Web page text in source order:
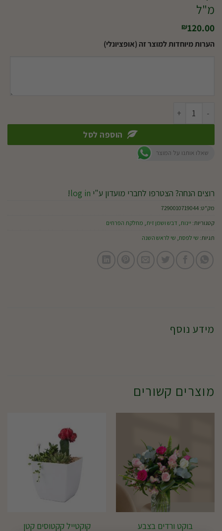
מ"ל
₪120.00
הערות מיוחדות למוצר זה (אופציונלי)
כמות של יין מסדרת 'טנא' גוורצטרמינר 2024 – 750 מ"ל
הוספה לסל
שאלו אותנו על המוצר
רוצים הנחה? הצטרפו לחברי מועדון ע"י log in
!
מק"ט:7290010719044
קטגוריות: יינות, דבש ושמן זית, מחלקת הפרחים
תגיות: שי לפסח, שי לראש השנה
מידע נוסף
מוצרים קשורים
בוקט ורדים בצבע קוקטייל קקטוסים קטן